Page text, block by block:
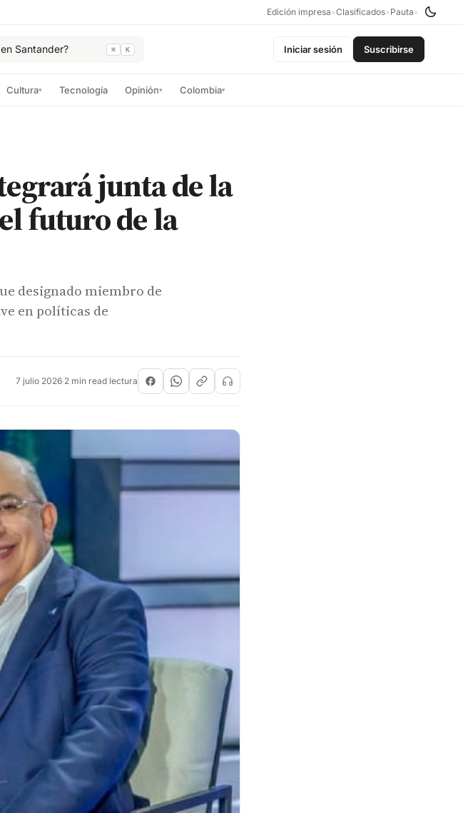
Edición impresa •Clasificados• Pauta •
Santander? ⌘ K Iniciar sesión Suscribirse
Cultura▾ Tecnología Opinión▾ Colombia▾
junta de la
futuro de la
designado miembro de
en políticas de
7 julio 2026·2 min read lectura